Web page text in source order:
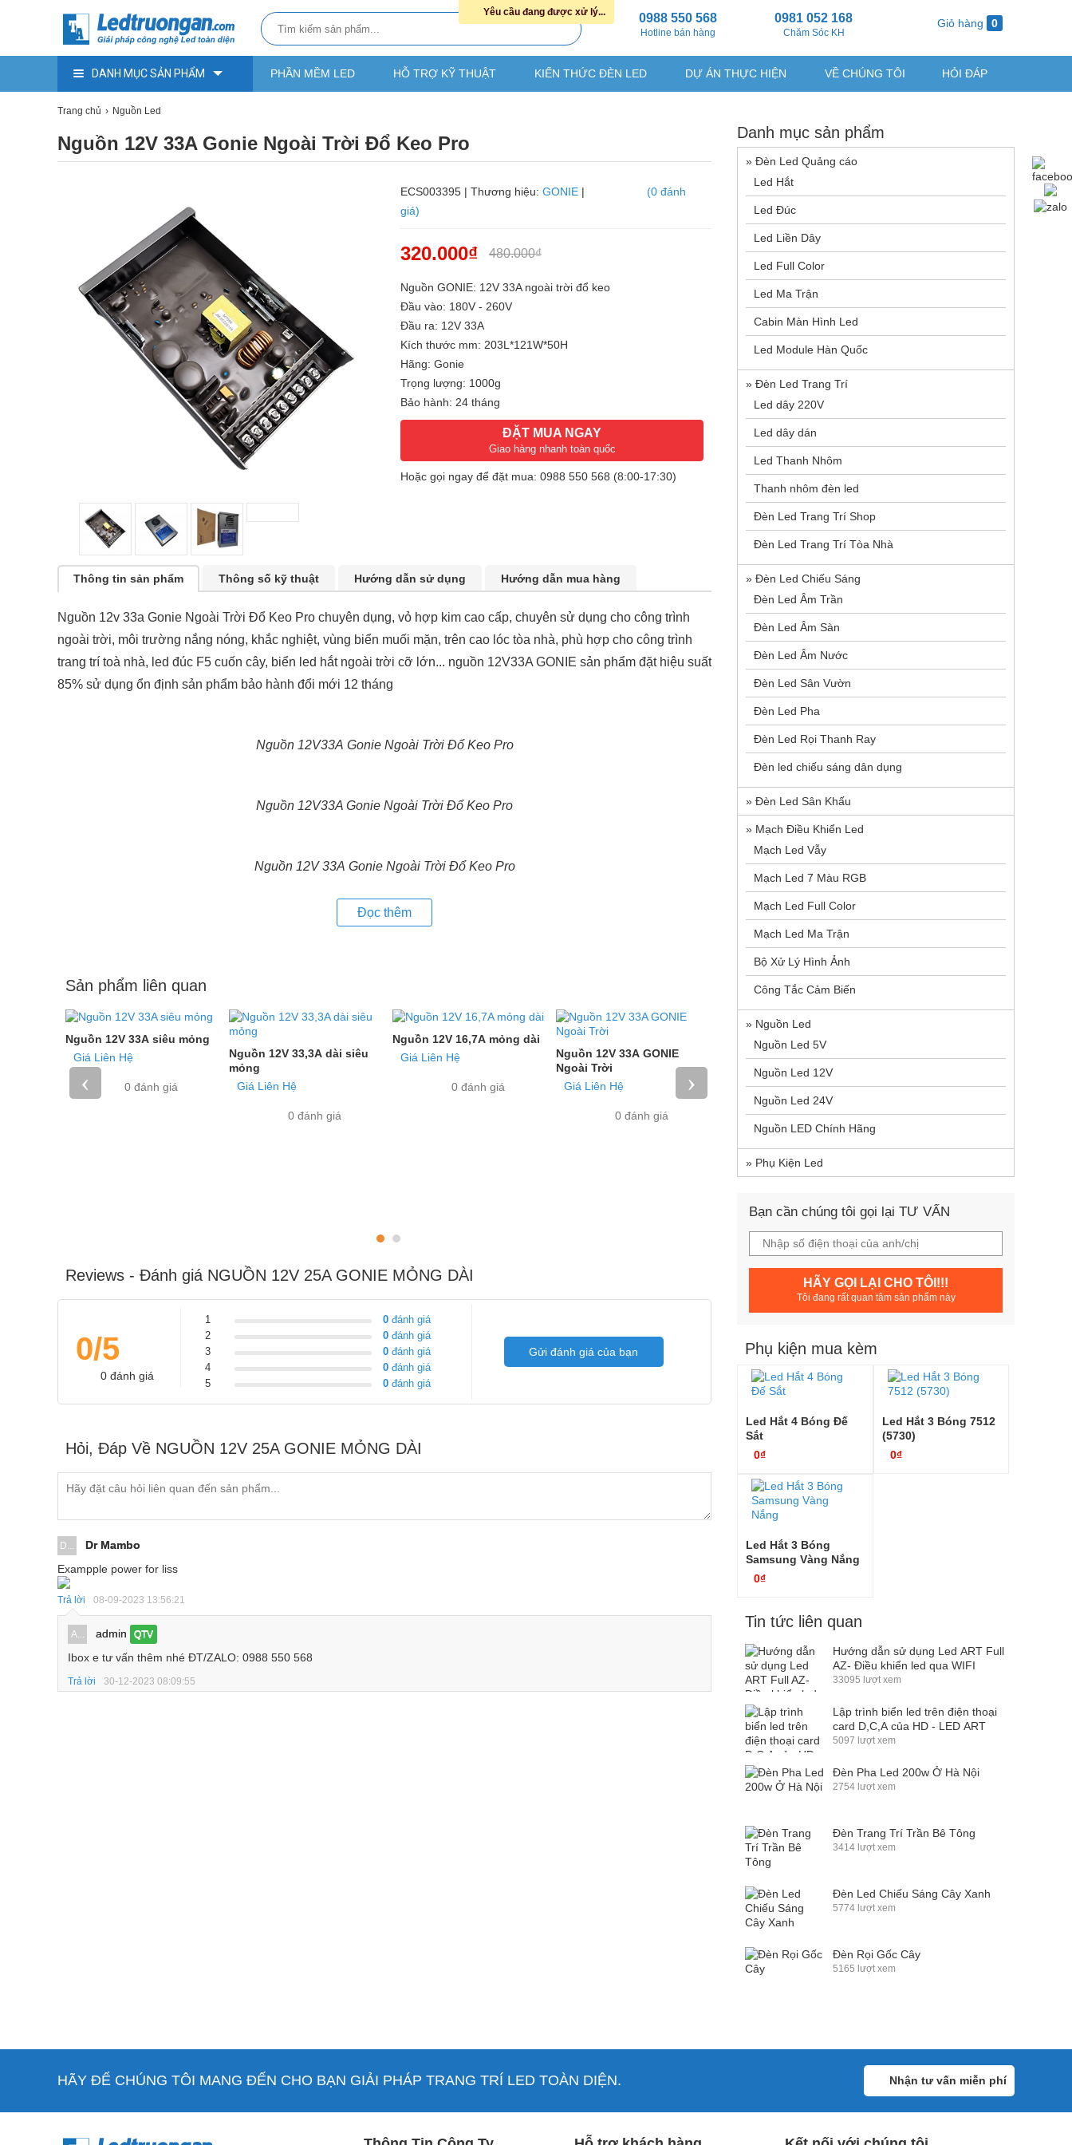
0988 550 568
Hotline bán hàng
0981 052 168
Chăm Sóc KH
Giỏ hàng 0
DANH MỤC SẢN PHẨM PHẦN MỀM LED HỖ TRỢ KỸ THUẬT KIẾN THỨC ĐÈN LED DỰ ÁN THỰC HIỆN VỀ CHÚNG TÔI HỎI ĐÁP
Trang chủ Nguồn Led
Nguồn 12V 33A Gonie Ngoài Trời Đổ Keo Pro
ECS003395 | Thương hiệu: GONIE |
(0 đánh
giá)
320.000₫ 480.000₫
Nguồn GONIE: 12V 33A ngoài trời đổ keo
Đầu vào: 180V - 260V
Đầu ra: 12V 33A
Kích thước mm: 203L*121W*50H
Hãng: Gonie
Trọng lượng: 1000g
Bảo hành: 24 tháng
ĐẶT MUA NGAY
Giao hàng nhanh toàn quốc
Hoặc gọi ngay để đặt mua: 0988 550 568 (8:00-17:30)
Thông tin sản phẩm Thông số kỹ thuật Hướng dẫn sử dụng Hướng dẫn mua hàng
Nguồn 12v 33a Gonie Ngoài Trời Đổ Keo Pro chuyên dụng, vỏ hợp kim cao cấp, chuyên sử dụng cho công trình
ngoài trời, môi trường nắng nóng, khắc nghiệt, vùng biển muối mặn, trên cao lóc tòa nhà, phù hợp cho công trình
trang trí toà nhà, led đúc F5 cuốn cây, biển led hắt ngoài trời cỡ lớn... nguồn 12V33A GONIE sản phẩm đặt hiệu suất
85% sử dụng ổn định sản phẩm bảo hành đổi mới 12 tháng
Nguồn 12V33A Gonie Ngoài Trời Đổ Keo Pro
Nguồn 12V33A Gonie Ngoài Trời Đổ Keo Pro
Nguồn 12V 33A Gonie Ngoài Trời Đổ Keo Pro
Đọc thêm
Sản phẩm liên quan
Nguồn 12V 33A siêu mỏng
Giá Liên Hệ
0 đánh giá
Nguồn 12V 33,3A dài siêu
mỏng
Giá Liên Hệ
0 đánh giá
Nguồn 12V 16,7A mỏng dài
Giá Liên Hệ
0 đánh giá
Nguồn 12V 33A GONIE
Ngoài Trời
Giá Liên Hệ
0 đánh giá
NGUỒN 12V 25A GONIE
MỎNG DÀI
Giá Liên Hệ
0 đánh giá
‹ ›
Reviews - Đánh giá NGUỒN 12V 25A GONIE MỎNG DÀI
0/5
0 đánh giá
1 0 đánh giá
2
0 đánh giá
3
0 đánh giá
4
0 đánh giá
5
0 đánh giá
Gửi đánh giá của bạn
Hỏi, Đáp Về NGUỒN 12V 25A GONIE MỎNG DÀI
D...
Dr Mambo
Exampple power for liss
Trả lời 08-09-2023 13:56:21
A... admin QTV
Ibox e tư vấn thêm nhé ĐT/ZALO: 0988 550 568
Trả lời 30-12-2023 08:09:55
Danh mục sản phẩm
» Đèn Led Quảng cáo
Led Hắt
Led Đúc
Led Liền Dây
Led Full Color
Led Ma Trận
Cabin Màn Hình Led
Led Module Hàn Quốc
» Đèn Led Trang Trí
Led dây 220V
Led dây dán
Led Thanh Nhôm
Thanh nhôm đèn led
Đèn Led Trang Trí Shop
Đèn Led Trang Trí Tòa Nhà
» Đèn Led Chiếu Sáng
Đèn Led Âm Trần
Đèn Led Âm Sàn
Đèn Led Âm Nước
Đèn Led Sân Vườn
Đèn Led Pha
Đèn Led Rọi Thanh Ray
Đèn led chiếu sáng dân dụng
» Đèn Led Sân Khấu
» Mạch Điều Khiển Led
Mạch Led Vẫy
Mạch Led 7 Màu RGB
Mạch Led Full Color
Mạch Led Ma Trận
Bộ Xử Lý Hình Ảnh
Công Tắc Cảm Biến
» Nguồn Led
Nguồn Led 5V
Nguồn Led 12V
Nguồn Led 24V
Nguồn LED Chính Hãng
» Phụ Kiện Led
Bạn cần chúng tôi gọi lại TƯ VẤN
HÃY GỌI LẠI CHO TÔI!!!
Tôi đang rất quan tâm sản phẩm này
Phụ kiện mua kèm
Led Hắt 4 Bóng Đế
Sắt
0₫
Led Hắt 3 Bóng 7512
(5730)
0₫
Led Hắt 3 Bóng
Samsung Vàng Nắng
0₫
Tin tức liên quan
Hướng dẫn sử dụng Led ART Full
AZ- Điều khiển led qua WIFI
33095 lượt xem
Lập trình biển led trên điện thoại
card D,C,A của HD - LED ART
5097 lượt xem
Đèn Pha Led 200w Ở Hà Nội
2754 lượt xem
Đèn Trang Trí Trần Bê Tông
3414 lượt xem
Đèn Led Chiếu Sáng Cây Xanh
5774 lượt xem
Đèn Rọi Gốc Cây
5165 lượt xem
HÃY ĐỂ CHÚNG TÔI MANG ĐẾN CHO BẠN GIẢI PHÁP TRANG TRÍ LED TOÀN DIỆN. Nhận tư vấn miễn phí
Yêu cầu đang được xử lý...